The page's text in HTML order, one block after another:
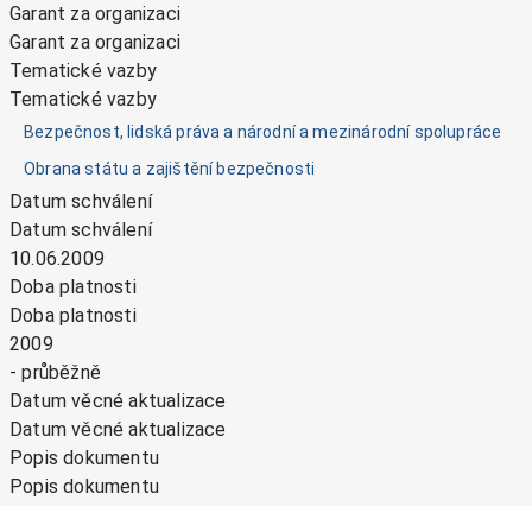
Garant za organizaci
Garant za organizaci
Tematické vazby
Tematické vazby
Bezpečnost, lidská práva a národní a mezinárodní spolupráce
Obrana státu a zajištění bezpečnosti
Datum schválení
Datum schválení
10.06.2009
Doba platnosti
Doba platnosti
2009
- průběžně
Datum věcné aktualizace
Datum věcné aktualizace
Popis dokumentu
Popis dokumentu